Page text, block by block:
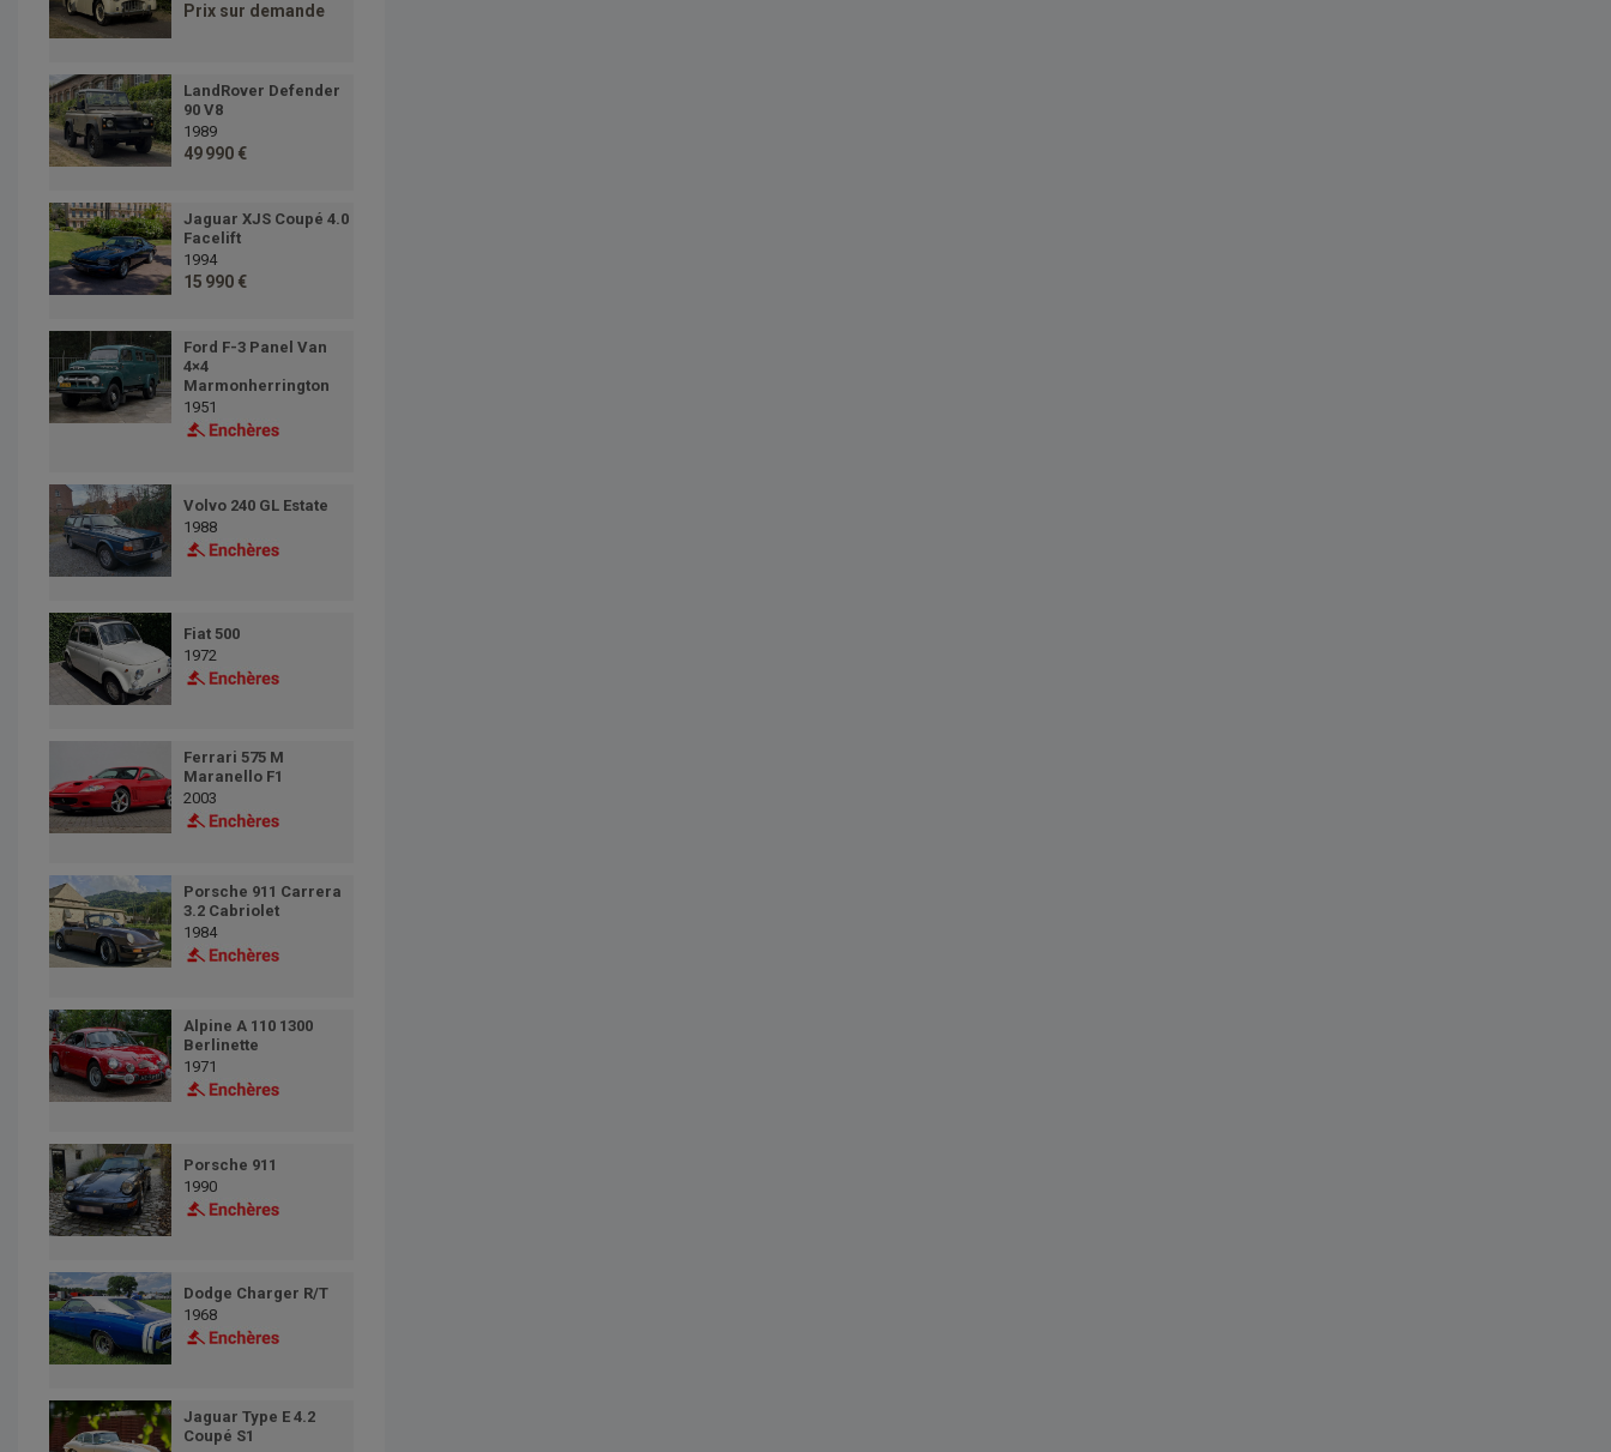
Prix sur demande
LandRover Defender
90 V8
1989
49 990 €
Jaguar XJS Coupé 4.0
Facelift
1994
15 990 €
Ford F-3 Panel Van
4×4
Marmonherrington
1951
Volvo 240 GL Estate
1988
Fiat 500
1972
Ferrari 575 M
Maranello F1
2003
Porsche 911 Carrera
3.2 Cabriolet
1984
Alpine A 110 1300
Berlinette
1971
Porsche 911
1990
Dodge Charger R/T
1968
Jaguar Type E 4.2
Coupé S1